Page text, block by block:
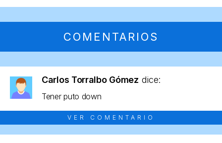
COMENTARIOS
Carlos Torralbo Gómez dice:
Tener puto down
VER COMENTARIO